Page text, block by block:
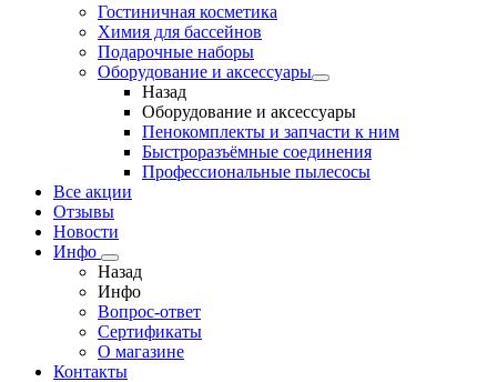
Гостиничная косметика
Химия для бассейнов
Подарочные наборы
Оборудование и аксессуары
Назад
Оборудование и аксессуары
Пенокомплекты и запчасти к ним
Быстроразъёмные соединения
Профессиональные пылесосы
Все акции
Отзывы
Новости
Инфо
Назад
Инфо
Вопрос-ответ
Сертификаты
О магазине
Контакты